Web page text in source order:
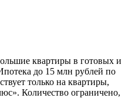
квартиры в готовых и
до 15 млн рублей по
только на квартиры,
Количество ограничено,